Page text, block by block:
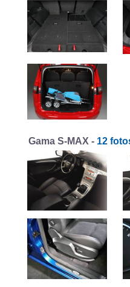
Gama S-MAX - 12